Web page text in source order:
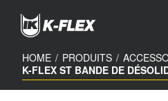
content
HOME / PRODUITS /
K-FLEX ST BANDE DE